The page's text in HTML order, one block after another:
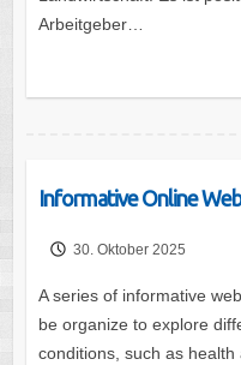
Arbeitgeber…
Informative Online
30. Oktober 2025
A series of informative
be organize to explore
conditions, such as